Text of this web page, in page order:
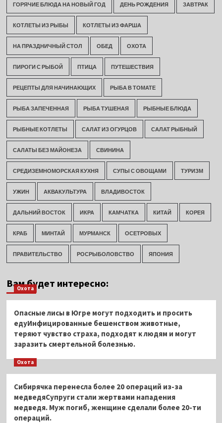
ГОРЯЧИЕ БЛЮДА НА НОВЫЙ ГОД ДЕНЬ РОЖДЕНИЯ ЗАВТРАК
КОТЛЕТЫ ИЗ РЫБЫ КОТЛЕТЫ ИЗ ФАРША
НА ПРАЗДНИЧНЫЙ СТОЛ ОБЕД ОХОТА
ПИРОГИ С РЫБОЙ ПТИЦА ПУТЕШЕСТВИЯ
РЕЦЕПТЫ ДЛЯ НАЧИНАЮЩИХ РЫБА В ТОМАТЕ
РЫБА ЗАПЕЧЕННАЯ РЫБА ТУШЕНАЯ РЫБНЫЕ БЛЮДА
РЫБНЫЕ КОТЛЕТЫ САЛАТ ИЗ ОГУРЦОВ САЛАТ РЫБНЫЙ
САЛАТЫ БЕЗ МАЙОНЕЗА СВИНИНА
СРЕДИЗЕМНОМОРСКАЯ КУХНЯ СУПЫ С ОВОЩАМИ ТУРИЗМ
УЖИН АКВАКУЛЬТУРА ВЛАДИВОСТОК
ДАЛЬНИЙ ВОСТОК ИКРА КАМЧАТКА КИТАЙ КОРЕЯ
КРАБ МИНТАЙ МУРМАНСК ОСЕТРОВЫХ
ПРАВИТЕЛЬСТВО РОСРЫБОЛОВСТВО ЯПОНИЯ
Вам будет интересно:
Охота
Опасные лисы в Югре могут подходить и просить
едуИнфицированные бешенством животные,
теряют чувство страха, подходят к людям и могут
заразить смертельной болезнью.
Охота
Сибирячка перенесла более 20 операций из-за
медведяСупруги стали жертвами нападения
медведя. Муж погиб, женщине сделали более 20-ти
операций.